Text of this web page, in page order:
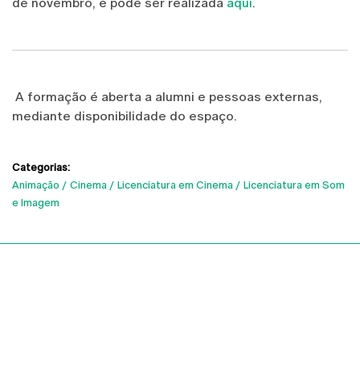
A formação é aberta a alumni e pessoas externas,
mediante disponibilidade do espaço.
Categorias:
Animação
Cinema Licenciatura em Cinema
Licenciatura em Som
e Imagem